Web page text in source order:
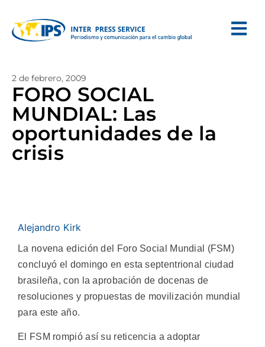
2 de febrero, 2009
FORO SOCIAL
MUNDIAL: Las
oportunidades de la
crisis
Alejandro Kirk
La novena edición del Foro Social Mundial (FSM)
concluyó el domingo en esta septentrional ciudad
brasileña, con la aprobación de docenas de
resoluciones y propuestas de movilización mundial
para este año.
El FSM rompió así su reticencia a adoptar